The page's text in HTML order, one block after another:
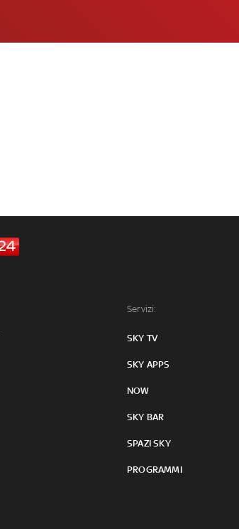
Servizi:
SKY TV
SKY APPS
NOW
SKY BAR
SPAZI SKY
PROGRAMMI